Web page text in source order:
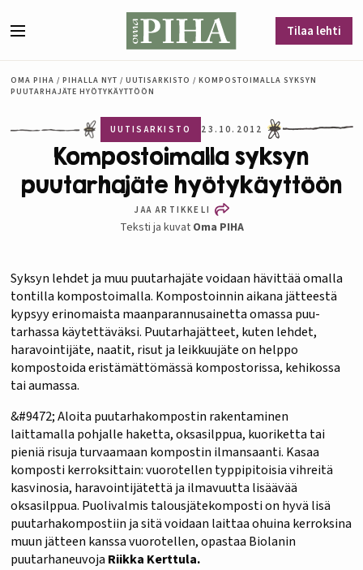
Tilaa lehti
OMA PIHA / PIHALLA NYT / UUTISARKISTO / KOMPOSTOIMALLA SYKSYN
PUUTARHAJÄTE HYÖTYKÄYTTÖÖN
UUTISARKISTO 23.10.2012
Kompostoimalla syksyn
puutarhajäte hyötykäyttöön
JAA ARTIKKELI
Teksti ja kuvat Oma PIHA
Syksyn lehdet ja muu puutarhajäte voidaan hävittää omalla
tontilla kompostoimalla. Kompostoinnin aikana jätteestä
kypsyy erinomaista maanparannusainetta omassa puu-
tarhassa käytettäväksi. Puutarhajätteet, kuten lehdet,
haravointijäte, naatit, risut ja leikkuujäte on helppo
kompostoida eristämättömässä kompostorissa, kehikossa
tai aumassa.
&#9472; Aloita puutarhakompostin rakentaminen
laittamalla pohjalle haketta, oksasilppua, kuoriketta tai
pieniä risuja turvaamaan kompostin ilmansaanti. Kasaa
komposti kerroksittain: vuorotellen typpipitoisia vihreitä
kasvinosia, haravointijätettä ja ilmavuutta lisäävää
oksasilppua. Puolivalmis talousjätekomposti on hyvä lisä
puutarhakompostiin ja sitä voidaan laittaa ohuina kerroksina
muun jätteen kanssa vuorotellen, opastaa Biolanin
puutarhaneuvoja Riikka Kerttula.